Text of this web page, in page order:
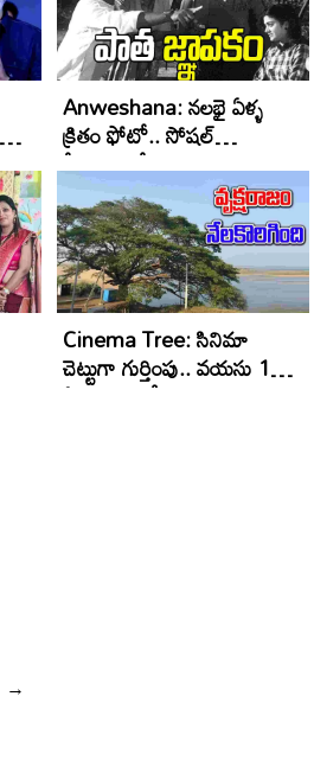
Anweshana: నలభై ఏళ్ళ
క్రితం ఫోటో.. సోషల్
మీడియాలో ప్రత్యక్షం
Cinema Tree: సినిమా
చెట్టుగా గుర్తింపు.. వయసు 150
ఏళ్లకు పైగానే!
→